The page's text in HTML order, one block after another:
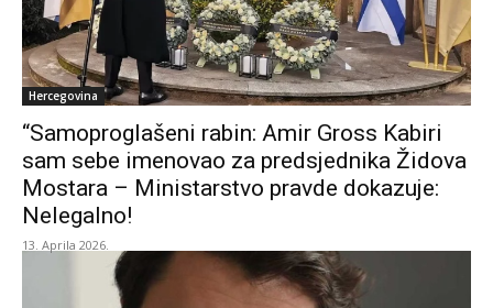
Hercegovina
“Samoproglašeni rabin: Amir Gross Kabiri
sam sebe imenovao za predsjednika Židova
Mostara – Ministarstvo pravde dokazuje:
Nelegalno!
13. Aprila 2026.